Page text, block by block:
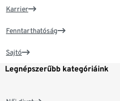
Karrier
Fenntarthatóság
Sajtó
Legnépszerűbb kategóriáink